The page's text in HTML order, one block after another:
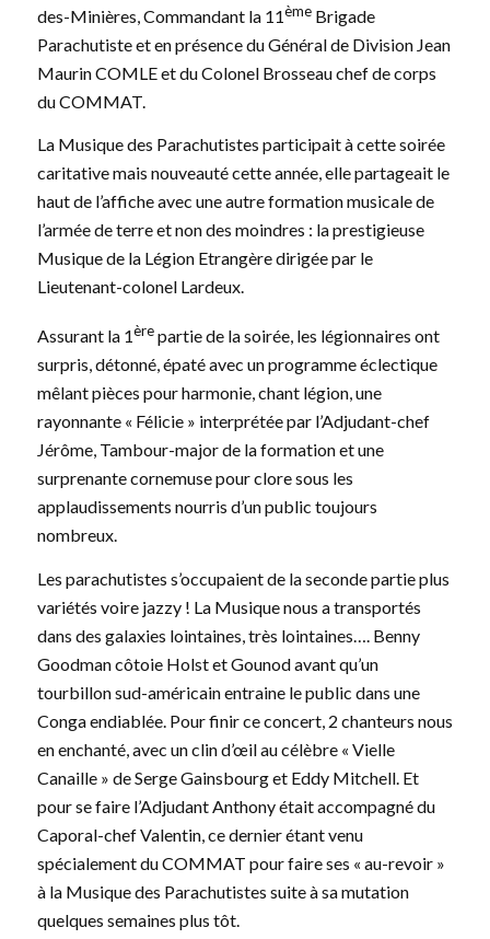
des-Minières, Commandant la 11èmeBrigade
Parachutiste et en présence du Général de Division Jean
Maurin COMLE et du Colonel Brosseau chef de corps
du COMMAT.
La Musique des Parachutistes participait à cette soirée
caritative mais nouveauté cette année, elle partageait le
haut de l’affiche avec une autre formation musicale de
l’armée de terre et non des moindres : la prestigieuse
Musique de la Légion Etrangère dirigée par le
Lieutenant-colonel Lardeux.
Assurant la 1èrepartie de la soirée, les légionnaires ont
surpris, détonné, épaté avec un programme éclectique
mêlant pièces pour harmonie, chant légion, une
rayonnante « Félicie » interprétée par l’Adjudant-chef
Jérôme, Tambour-major de la formation et une
surprenante cornemuse pour clore sous les
applaudissements nourris d’un public toujours
nombreux.
Les parachutistes s’occupaient de la seconde partie plus
variétés voire jazzy ! La Musique nous a transportés
dans des galaxies lointaines, très lointaines…. Benny
Goodman côtoie Holst et Gounod avant qu’un
tourbillon sud-américain entraine le public dans une
Conga endiablée. Pour finir ce concert, 2 chanteurs nous
en enchanté, avec un clin d’œil au célèbre « Vielle
Canaille » de Serge Gainsbourg et Eddy Mitchell. Et
pour se faire l’Adjudant Anthony était accompagné du
Caporal-chef Valentin, ce dernier étant venu
spécialement du COMMAT pour faire ses « au-revoir »
à la Musique des Parachutistes suite à sa mutation
quelques semaines plus tôt.